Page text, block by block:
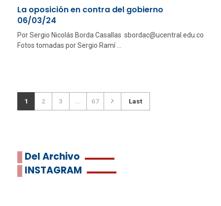
La oposición en contra del gobierno
06/03/24
Por Sergio Nicolás Borda Casallas sbordac@ucentral.edu.co
Fotos tomadas por Sergio Ramí ...
1 2 3 67 Last
Del Archivo
INSTAGRAM